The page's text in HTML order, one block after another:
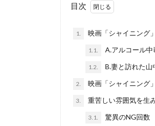
目次
1. 映画「シャイニング
1.1. A.アルコール中
1.2. B.妻と訪れた山
2. 映画「シャイニング
3. 重苦しい雰囲気を生
3.1. 驚異のNG回数